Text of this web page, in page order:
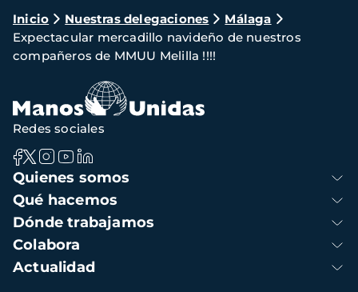
Ruta
de
navegación
Inicio Nuestras delegaciones
Málaga
Expectacular mercadillo navideño de nuestros
compañeros de MMUU Melilla !!!!
Navegación
principal
Quienes somos
Qué hacemos
Dónde trabajamos
Colabora
Actualidad
Redes sociales